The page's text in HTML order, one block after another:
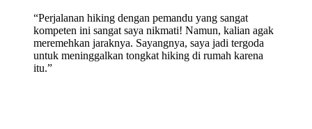
“Perjalanan hiking dengan pemandu yang sangat
kompeten ini sangat saya nikmati! Namun, kalian agak
meremehkan jaraknya. Sayangnya, saya jadi tergoda
untuk meninggalkan tongkat hiking di rumah karena
itu.”